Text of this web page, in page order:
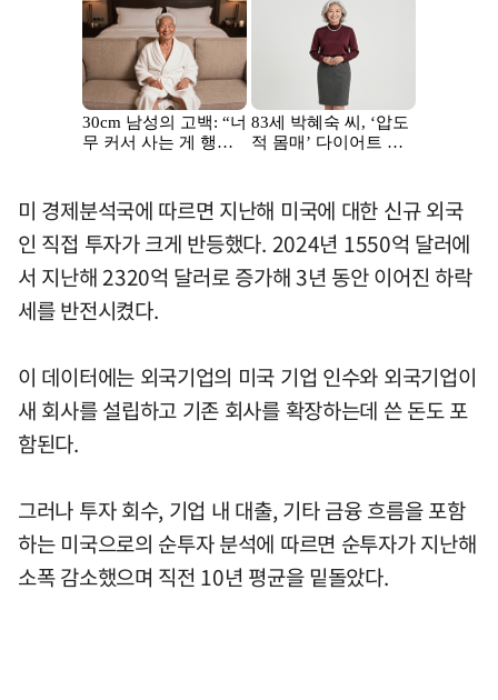
미 경제분석국에 따르면 지난해 미국에 대한 신규 외국
인 직접 투자가 크게 반등했다. 2024년 1550억 달러에
서 지난해 2320억 달러로 증가해 3년 동안 이어진 하락
세를 반전시켰다.
이 데이터에는 외국기업의 미국 기업 인수와 외국기업이
새 회사를 설립하고 기존 회사를 확장하는데 쓴 돈도 포
함된다.
그러나 투자 회수, 기업 내 대출, 기타 금융 흐름을 포함
하는 미국으로의 순투자 분석에 따르면 순투자가 지난해
소폭 감소했으며 직전 10년 평균을 밑돌았다.